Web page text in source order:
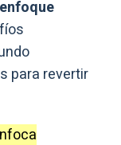
enfoque
para revertir